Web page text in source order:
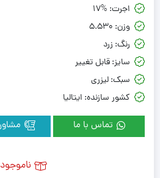
اجرت: 17%
وزن: 5.530
رنگ: زرد
سایز:قابل تغییر
سبک:لیزری
کشور سازنده: ایتالیا
تماس با ما
ناموجود